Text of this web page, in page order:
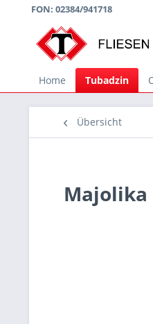
FON: 02384/941718
Home Tubadzin
Übersicht
Majolika